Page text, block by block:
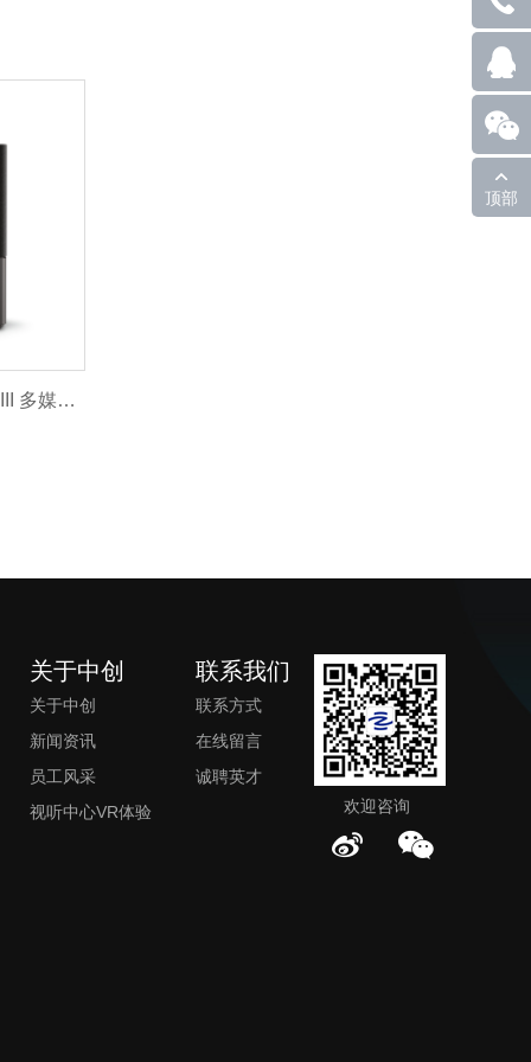
顶部
（已停产）Companion 2 系列 III 多媒体扬声器系统
关于中创
关于中创
新闻资讯
员工风采
视听中心VR体验
联系我们
联系方式
在线留言
诚聘英才
欢迎咨询